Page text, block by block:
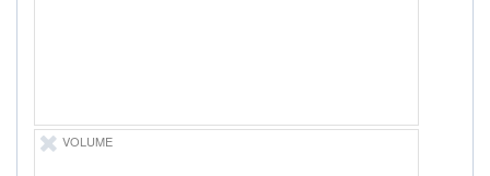
+ PORTEFEUILLE + LISTE
VOLUME